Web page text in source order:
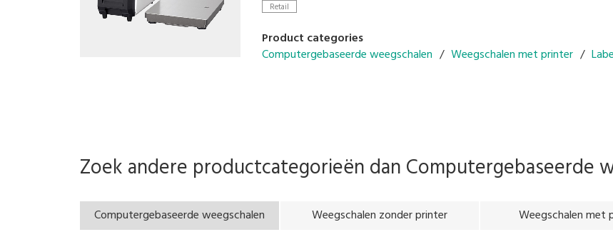
• Small Footprint
• Compatible With DIGI ESL & POS
Retail
Product categories
Computergebaseerde weegschalen
Weegschalen met printer
Zoek andere productcategorieën dan Computergebaseerde
Computergebaseerde weegschalen Weegschalen zonder printer Weegschalen met